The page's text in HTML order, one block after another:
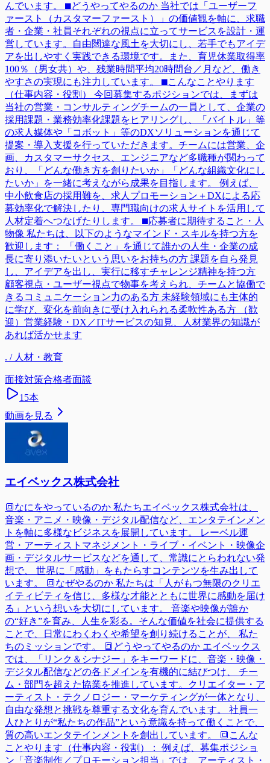
んでいます。 ⬛︎どうやってやるのか 当社では「ユーザーフ
ァースト（カスタマーファースト）」の価値観を軸に、求職
者・企業・社員それぞれの視点に立ってサービスを設計・運
営しています。自由闊達な風土を大切にし、若手でもアイデ
アを出しやすく実践できる環境です。また、育児休業取得率
100％（男女共）や、残業時間平均20時間台／月など、働き
やすさの実現にも注力しています。 ⬛︎こんなことやります
（仕事内容・役割） 今回募集するポジションでは、まずは
当社の営業・コンサルティングチームの一員として、企業の
採用課題・業務効率化課題をヒアリングし、「バイトル」等
の求人媒体や「コボット」等のDXソリューションを通じて
提案・導入支援を行っていただきます。チームには営業、企
画、カスタマーサクセス、エンジニアなど多職種が関わって
おり、「どんな働き方を創りたいか」「どんな組織文化にし
たいか」を一緒に考えながら成果を目指します。 例えば、
中小飲食店の採用難を、求人プロモーション＋DXによる応
募効率化で解決したり、専門職向けの求人サイトを活用して
人材定着へつなげたりします。 ⬛︎応募者に期待すること・人
物像 私たちは、以下のようなマインド・スキルを持つ方を
歓迎します： 「働くこと」を通じて誰かの人生・企業の成
長に寄り添いたいという思いをお持ちの方 課題を自ら発見
し、アイデアを出し、実行に移すチャレンジ精神を持つ方
顧客視点・ユーザー視点で物事を考えられ、チームと協働で
きるコミュニケーション力のある方 未経験領域にも主体的
に学び、変化を前向きに受け入れられる柔軟性ある方 （歓
迎）営業経験・DX／ITサービスの知見、人材業界の知識が
あれば活かせます
. / 人材・教育
面接対策合格者面談
15本
動画を見る
エイベックス株式会社
🔳なにをやっているのか 私たちエイベックス株式会社は、
音楽・アニメ・映像・デジタル配信など、エンタテインメン
トを軸に多様なビジネスを展開しています。 レーベル運
営・アーティストマネジメント・ライブ・イベント・映像企
画・デジタルサービスなどを通して、常識にとらわれない発
想で、 世界に「感動」をもたらすコンテンツを生み出して
います。 🔳なぜやるのか 私たちは「人がもつ無限のクリエ
イティビティを信じ、多様な才能とともに世界に感動を届け
る」という想いを大切にしています。 音楽や映像が誰か
の“好き”を育み、人生を彩る。そんな価値を社会に提供する
ことで、日常にわくわくや希望を創り続けることが、 私た
ちのミッションです。 🔳どうやってやるのか エイベックス
では、「リンク＆シナジー」をキーワードに、音楽・映像・
デジタル配信などの各ドメインを有機的に結びつけ、 チー
ム・部門を超えた協業を推進しています。クリエイター・ア
ーティスト・テクノロジー・マーケティングが一体となり、
自由な発想と挑戦を尊重する文化を育んでいます。 社員一
人ひとりが“私たちの作品”という意識を持って働くことで、
質の高いエンタテインメントを創出しています。 🔳こんな
ことやります（仕事内容・役割）： 例えば、募集ポジショ
ン「音楽制作／プロモーション担当」では、アーティスト・